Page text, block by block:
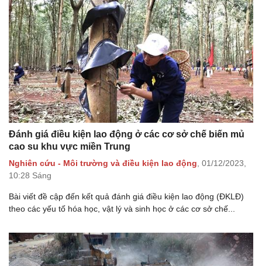
Đánh giá điều kiện lao động ở các cơ sở chế biến mủ
cao su khu vực miền Trung
Nghiên cứu - Môi trường và điều kiện lao động 01/12/2023,
10:28 Sáng
Bài viết đề cập đến kết quả đánh giá điều kiện lao động (ĐKLĐ)
theo các yếu tố hóa học, vật lý và sinh học ở các cơ sở chế...